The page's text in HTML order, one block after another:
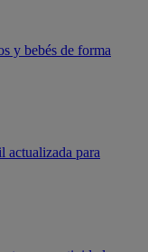
y bebés de forma
actualizada para